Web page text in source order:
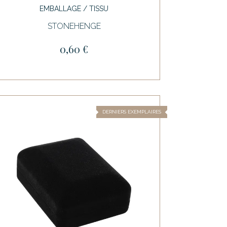
EMBALLAGE / TISSU
STONEHENGE
0,60 €
DERNIERS EXEMPLAIRES